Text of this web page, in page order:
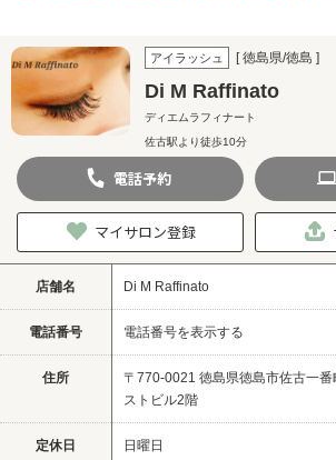
アイラッシュ [ 徳島県/徳島 ]
Di M Raffinato
ディエムラフィナート
佐古駅より徒歩10分
電話予約
マイサロン登録
店舗名 Di M Raffinato
電話番号 電話番号を表示する
住所
〒770-0021 徳島県徳島市佐古一番
ストビル2階
定休日 日曜日